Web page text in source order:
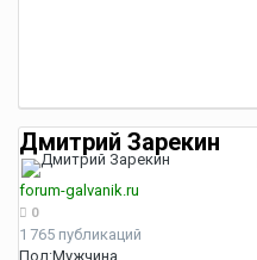
Дмитрий Зарекин
forum-galvanik.ru
0
1 765 публикаций
Пол:Мужчина